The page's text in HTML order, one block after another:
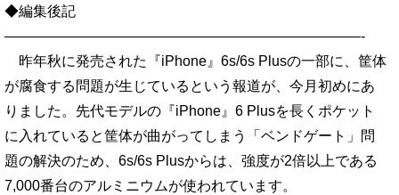
◆編集後記
—————————————————————————-
昨年秋に発売された『iPhone』6s/6s Plusの一部に、筐体
が腐食する問題が生じているという報道が、今月初めにあ
りました。先代モデルの『iPhone』6 Plusを長くポケット
に入れていると筐体が曲がってしまう「ベンドゲート」問
題の解決のため、6s/6s Plusからは、強度が2倍以上である
7,000番台のアルミニウムが使われています。